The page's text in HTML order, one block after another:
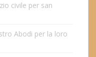
civile per san
Abodi per la loro